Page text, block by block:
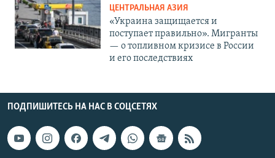
ЦЕНТРАЛЬНАЯ АЗИЯ
«Украина защищается и
поступает правильно». Мигранты
— о топливном кризисе в России
и его последствиях
ПОДПИШИТЕСЬ НА НАС В СОЦСЕТЯХ